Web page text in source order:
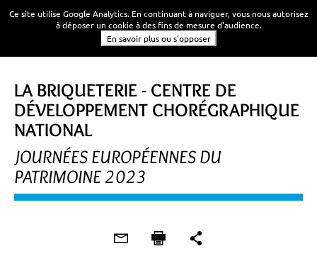
LA BRIQUETERIE - CENTRE DE
DÉVELOPPEMENT CHORÉGRAPHIQUE
NATIONAL
JOURNÉES EUROPÉENNES DU
PATRIMOINE 2023
Ce site utilise Google Analytics. En continuant à naviguer, vous nous autorisez
à déposer un cookie à des fins de mesure d'audience.
En savoir plus ou s'opposer